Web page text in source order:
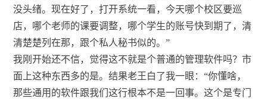
没头绪。现在好了，打开系统一看，今天哪个校区要巡
店，哪个老师的课要调整，哪个学生的账号快到期了，清
清楚楚列在那，跟个私人秘书似的。”
我刚开始还不信，觉得这不就是个普通的管理软件吗？市
面上这种东西多的是。结果老王白了我一眼：“你懂啥，
那些通用的软件跟我们这行根本不是一回事。这个是专门